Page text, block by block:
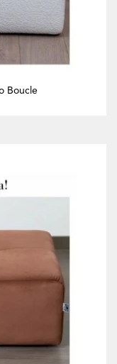
Boucle